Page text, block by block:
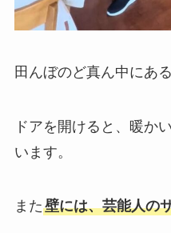
田んぼのど真ん中にある
ドアを開けると、暖か
います。
また壁には、芸能人の